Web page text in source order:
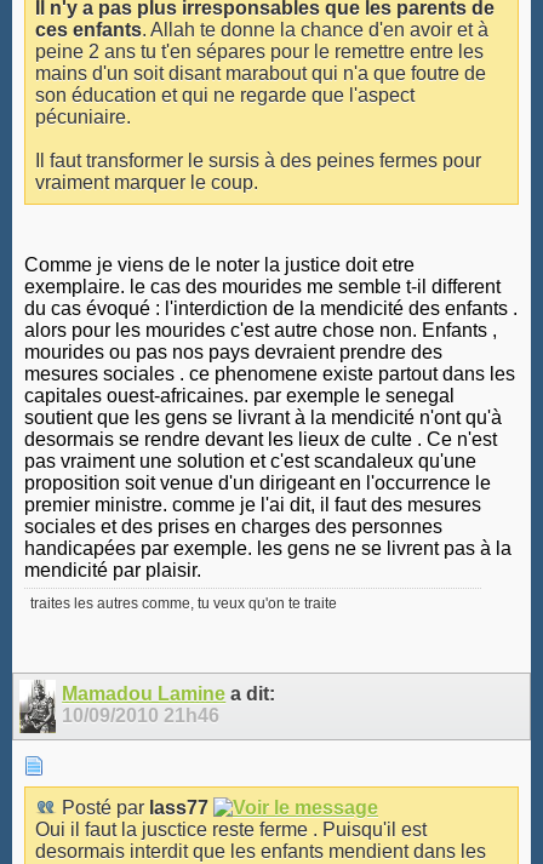
Il n'y a pas plus irresponsables que les parents de
ces enfants. Allah te donne la chance d'en avoir et à
peine 2 ans tu t'en sépares pour le remettre entre les
mains d'un soit disant marabout qui n'a que foutre de
son éducation et qui ne regarde que l'aspect
pécuniaire.
Il faut transformer le sursis à des peines fermes pour
vraiment marquer le coup.
Comme je viens de le noter la justice doit etre
exemplaire. le cas des mourides me semble t-il different
du cas évoqué : l'interdiction de la mendicité des enfants .
alors pour les mourides c'est autre chose non. Enfants ,
mourides ou pas nos pays devraient prendre des
mesures sociales . ce phenomene existe partout dans les
capitales ouest-africaines. par exemple le senegal
soutient que les gens se livrant à la mendicité n'ont qu'à
desormais se rendre devant les lieux de culte . Ce n'est
pas vraiment une solution et c'est scandaleux qu'une
proposition soit venue d'un dirigeant en l'occurrence le
premier ministre. comme je l'ai dit, il faut des mesures
sociales et des prises en charges des personnes
handicapées par exemple. les gens ne se livrent pas à la
mendicité par plaisir.
traites les autres comme, tu veux qu'on te traite
Mamadou Lamine a dit:
10/09/201021h46
Posté par lass77
Oui il faut la jusctice reste ferme . Puisqu'il est
desormais interdit que les enfants mendient dans les